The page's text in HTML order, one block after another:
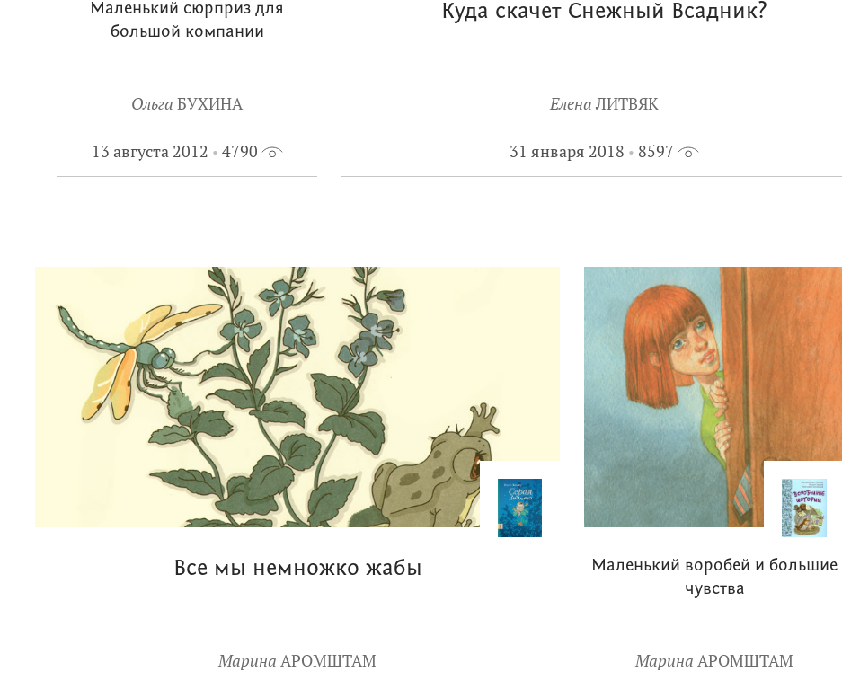
Маленький сюрприз для
большой компании
Ольга БУХИНА
13 августа 2012 4790
Куда скачет Снежный Всадник?
Елена ЛИТВЯК
31 января 2018 8597
Все мы немножко жабы
Марина АРОМШТАМ
Маленький воробей и большие
чувства
Марина АРОМШТАМ